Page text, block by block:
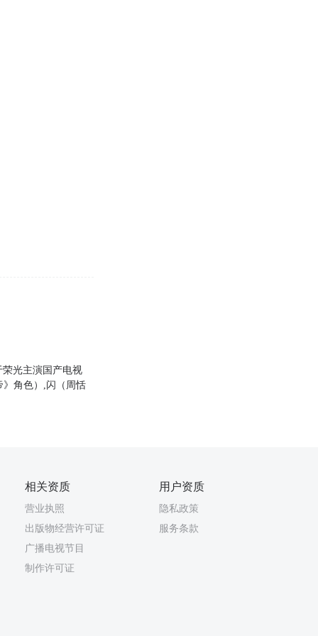
光主演国产电视
角色）,闪（周恬
相关资质
营业执照
出版物经营许可证
广播电视节目
制作许可证
用户资质
隐私政策
服务条款